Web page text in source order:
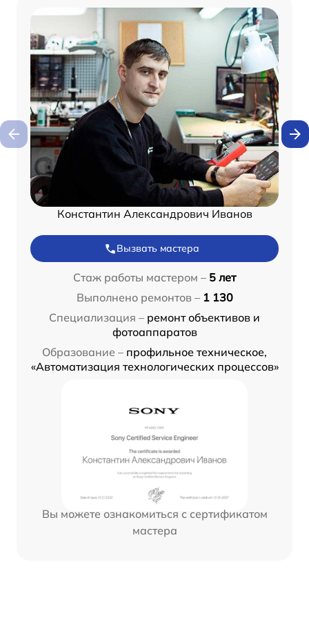
Константин Александрович Иванов
Вызвать мастера
Стаж работы мастером – 5 лет
Выполнено ремонтов – 1 130
Специализация – ремонт объективов и
фотоаппаратов
Образование – профильное техническое,
«Автоматизация технологических процессов»
Вы можете ознакомиться с сертификатом
мастера